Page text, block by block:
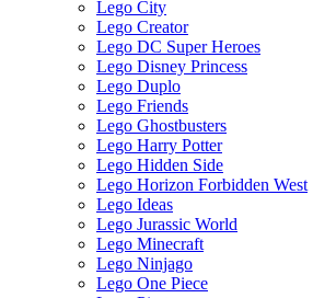
Lego City
Lego Creator
Lego DC Super Heroes
Lego Disney Princess
Lego Duplo
Lego Friends
Lego Ghostbusters
Lego Harry Potter
Lego Hidden Side
Lego Horizon Forbidden West
Lego Ideas
Lego Jurassic World
Lego Minecraft
Lego Ninjago
Lego One Piece